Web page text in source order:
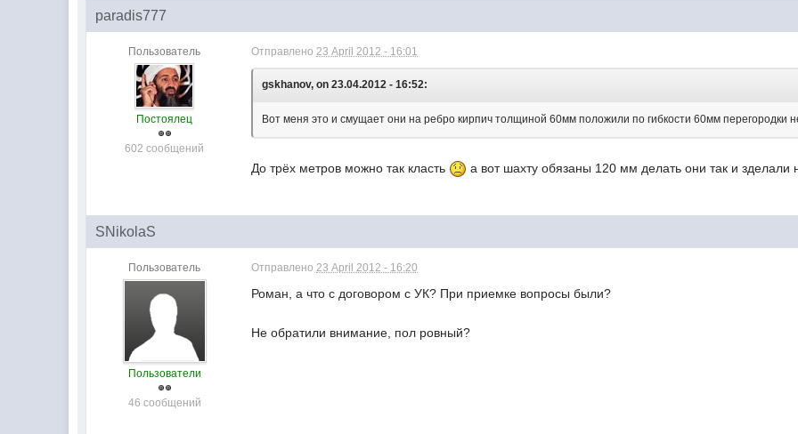
paradis777
Пользователь
Постоялец
602 сообщений
Отправлено23 April 2012 - 16:01
gskhanov, on 23.04.2012 - 16:52:
Вот меня это и смущает они на ребро кирпич толщиной 60мм положили по гибкости 60мм перегородки
До трёх метров можно так класть а вот шахту обязаны 120 мм делать они так и зделали
SNikolaS
Пользователь
Пользователи
46 сообщений
Отправлено23 April 2012 - 16:20
Роман, а что с договором с УК? При приемке вопросы были?
Не обратили внимание, пол ровный?